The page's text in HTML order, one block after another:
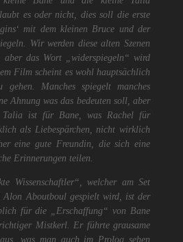
es oder nicht, dies soll die erste
mit dem kleinen Bruce und der
Wir werden diese alten Szenen
das Wort „widerspiegeln“ wird
Film scheint es wohl hauptsächlich
gehen. Manches spiegelt manches
Ahnung was das bedeuten soll, aber
Talia ist für Bane, was Rachel für
als Liebespärchen, nicht wirklich
eine gute Freundin, die sich eine
Erinnerungen teilen.
Wissenschaftler“, welcher am Set
Alon Aboutboul gespielt wird, ist der
für die „Erschaffung“ von Bane
Mistkerl. Er führte grausame
was man auch im Prolog sehen